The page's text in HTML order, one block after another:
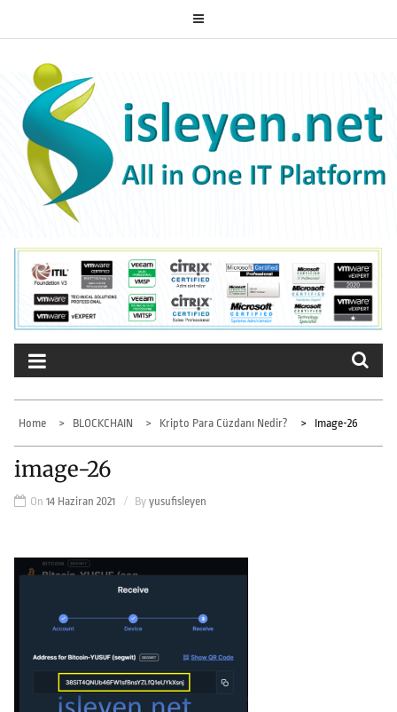
to
ISLEYEN.NET
All-in-One IT Platform
Home BLOCKCHAIN Kripto Para Cüzdanı Nedir? Image-26
image-26
On 14 Haziran 2021 By yusufisleyen